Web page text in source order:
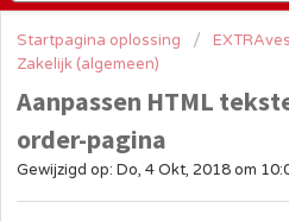
Startpagina oplossing
Zakelijk (algemeen)
Aanpassen HTML
order-pagina
Gewijzigd op: Do, 4 Okt, 2018 om